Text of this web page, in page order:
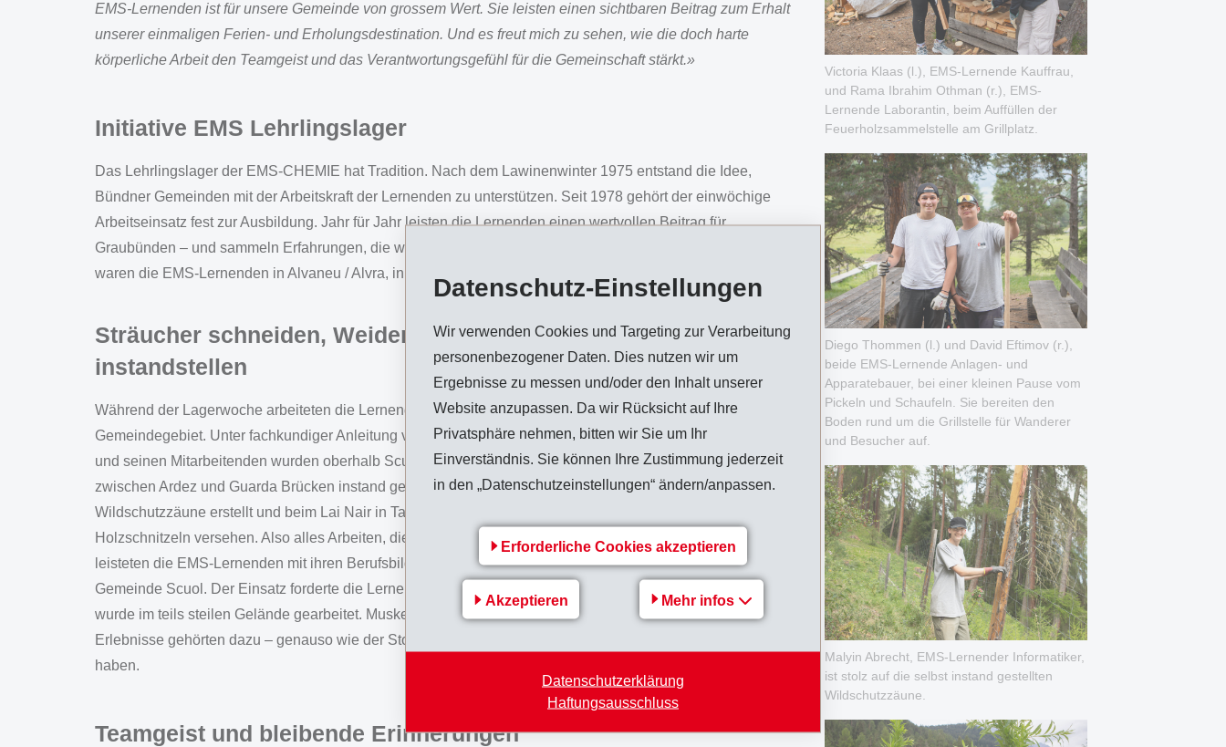
Datenschutz-Einstellungen
Wir verwenden Cookies und Targeting zur Verarbeitung
personenbezogener Daten. Dies nutzen wir um
Ergebnisse zu messen und/oder den Inhalt unserer
Website anzupassen. Da wir Rücksicht auf Ihre
Privatsphäre nehmen, bitten wir Sie um Ihr
Einverständnis. Sie können Ihre Zustimmung jederzeit
in den „Datenschutzeinstellungen“ ändern/anpassen.
Erforderliche Cookies akzeptieren
Akzeptieren Mehr infos
Datenschutzerklärung
Haftungsausschluss
Victoria Klaas (l.), EMS-Lernende Kauffrau,
und Rama Ibrahim Othman (r.), EMS-
Lernende Laborantin, beim Auffüllen der
Feuerholzsammelstelle am Grillplatz.
Diego Thommen (l.) und David Eftimov (r.),
beide EMS-Lernende Anlagen- und
Apparatebauer, bei einer kleinen Pause vom
Pickeln und Schaufeln. Sie bereiten den
Boden rund um die Grillstelle für Wanderer
und Besucher auf.
Malyin Abrecht, EMS-Lernender Informatiker,
ist stolz auf die selbst instand gestellten
Wildschutzzäune.
EMS-Lernenden ist für unsere Gemeinde von grossem Wert. Sie leisten einen sichtbaren Beitrag zum Erhalt
unserer einmaligen Ferien- und Erholungsdestination. Und es freut mich zu sehen, wie die doch harte
körperliche Arbeit den Teamgeist und das Verantwortungsgefühl für die Gemeinschaft stärkt.»
Initiative EMS Lehrlingslager
Das Lehrlingslager der EMS-CHEMIE hat Tradition. Nach dem Lawinenwinter 1975 entstand die Idee,
Bündner Gemeinden mit der Arbeitskraft der Lernenden zu unterstützen. Seit 1978 gehört der einwöchige
Arbeitseinsatz fest zur Ausbildung. Jahr für Jahr leisten die Lernenden einen wertvollen Beitrag für
Graubünden – und sammeln Erfahrungen, die weit über den Berufsalltag hinausgehen. In den letzten Jahren
waren die EMS-Lernenden in Alvaneu / Alvra, in Juf und im Val Surses im Einsatz.
Sträucher schneiden, Weiden aufräumen, Zäune und Brücken
instandstellen
Während der Lagerwoche arbeiteten die Lernenden an verschiedenen Einsatzorten im ganzen
Gemeindegebiet. Unter fachkundiger Anleitung von Mario Molinaro, Leiter Unterhalt Ost der Gemeinde Scuol,
und seinen Mitarbeitenden wurden oberhalb Scuol Haselsträucher geschnitten und Waldweiden aufgeräumt,
zwischen Ardez und Guarda Brücken instand gestellt, in Sent Alpweiden ausgeschnitten, bei Ftan
Wildschutzzäune erstellt und beim Lai Nair in Tarasp Weidezäune repariert und der Spielplatz mit neuen
Holzschnitzeln versehen. Also alles Arbeiten, die der ganzen Region langfristig zugutekommen. Insgesamt
leisteten die EMS-Lernenden mit ihren Berufsbildnern mehrere hundert Arbeitsstunden zugunsten der
Gemeinde Scuol. Der Einsatz forderte die Lernenden auch körperlich: Mit Pickel, Schaufel und viel Teamgeist
wurde im teils steilen Gelände gearbeitet. Muskelkater, schmutzige Hände und jede Menge gemeinsame
Erlebnisse gehörten dazu – genauso wie der Stolz, am Ende der Woche sichtbare Resultate geschaffen zu
haben.
Teamgeist und bleibende Erinnerungen